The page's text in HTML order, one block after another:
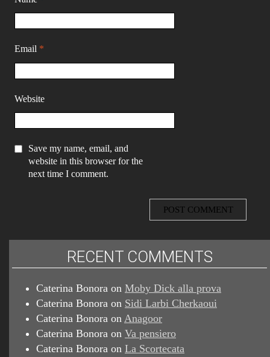
Email *
Website
Save my name, email, and
website in this browser for the
next time I comment.
RECENT COMMENTS
Caterina Bonora on Moby Dick alla prova
Caterina Bonora on Sidi Larbi Cherkaoui
Caterina Bonora on Anagoor
Caterina Bonora on Va pensiero
Caterina Bonora on La Scortecata